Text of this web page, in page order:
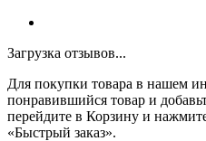
Загрузка отзывов...
Для покупки товара в нашем
понравившийся товар и
перейдите в Корзину и
«Быстрый заказ».